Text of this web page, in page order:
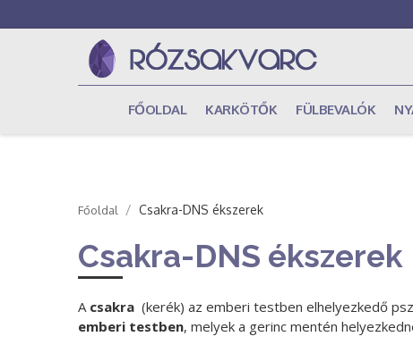
FŐOLDAL KARKÖTŐK FÜLBEVALÓK
Főoldal / Csakra-DNS ékszerek
Csakra-DNS ékszerek
A csakra (kerék) az emberi testben elhelyezkedő
emberi testben, melyek a gerinc mentén